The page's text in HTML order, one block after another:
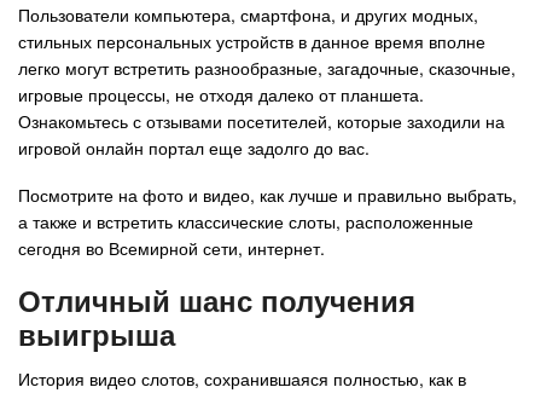
Пользователи компьютера, смартфона, и других модных,
стильных персональных устройств в данное время вполне
легко могут встретить разнообразные, загадочные, сказочные,
игровые процессы, не отходя далеко от планшета.
Ознакомьтесь с отзывами посетителей, которые заходили на
игровой онлайн портал еще задолго до вас.
Посмотрите на фото и видео, как лучше и правильно выбрать,
а также и встретить классические слоты, расположенные
сегодня во Всемирной сети, интернет.
Отличный шанс получения
выигрыша
История видео слотов, сохранившаяся полностью, как в